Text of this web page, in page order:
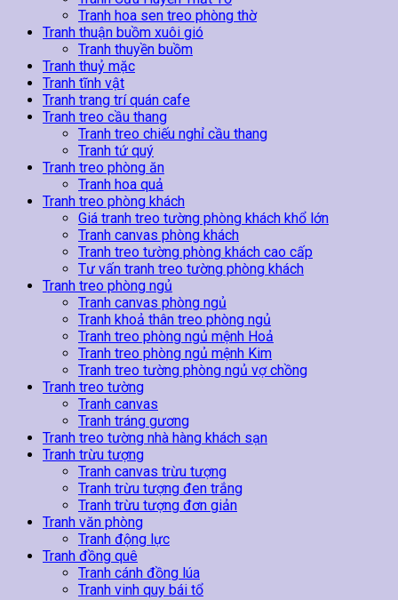
Tranh hoa sen treo phòng thờ
Tranh thuận buồm xuôi gió
Tranh thuyền buồm
Tranh thuỷ mặc
Tranh tĩnh vật
Tranh trang trí quán cafe
Tranh treo cầu thang
Tranh treo chiếu nghỉ cầu thang
Tranh tứ quý
Tranh treo phòng ăn
Tranh hoa quả
Tranh treo phòng khách
Giá tranh treo tường phòng khách khổ lớn
Tranh canvas phòng khách
Tranh treo tường phòng khách cao cấp
Tư vấn tranh treo tường phòng khách
Tranh treo phòng ngủ
Tranh canvas phòng ngủ
Tranh khoả thân treo phòng ngủ
Tranh treo phòng ngủ mệnh Hoả
Tranh treo phòng ngủ mệnh Kim
Tranh treo tường phòng ngủ vợ chồng
Tranh treo tường
Tranh canvas
Tranh tráng gương
Tranh treo tường nhà hàng khách sạn
Tranh trừu tượng
Tranh canvas trừu tượng
Tranh trừu tượng đen trắng
Tranh trừu tượng đơn giản
Tranh văn phòng
Tranh động lực
Tranh đồng quê
Tranh cánh đồng lúa
Tranh vinh quy bái tổ